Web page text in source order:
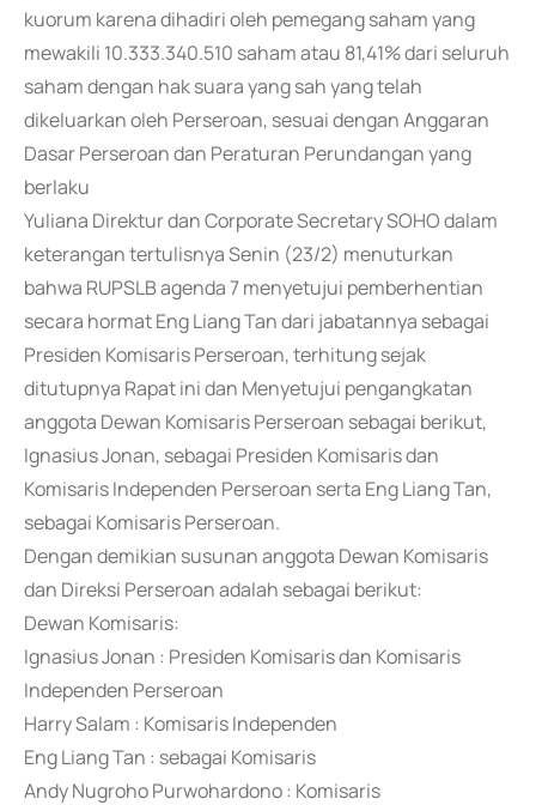
kuorum karena dihadiri oleh pemegang saham yang
mewakili 10.333.340.510 saham atau 81,41% dari seluruh
saham dengan hak suara yang sah yang telah
dikeluarkan oleh Perseroan, sesuai dengan Anggaran
Dasar Perseroan dan Peraturan Perundangan yang
berlaku
Yuliana Direktur dan Corporate Secretary SOHO dalam
keterangan tertulisnya Senin (23/2) menuturkan
bahwa RUPSLB agenda 7 menyetujui pemberhentian
secara hormat Eng Liang Tan dari jabatannya sebagai
Presiden Komisaris Perseroan, terhitung sejak
ditutupnya Rapat ini dan Menyetujui pengangkatan
anggota Dewan Komisaris Perseroan sebagai berikut,
Ignasius Jonan, sebagai Presiden Komisaris dan
Komisaris Independen Perseroan serta Eng Liang Tan,
sebagai Komisaris Perseroan.
Dengan demikian susunan anggota Dewan Komisaris
dan Direksi Perseroan adalah sebagai berikut:
Dewan Komisaris:
Ignasius Jonan : Presiden Komisaris dan Komisaris
Independen Perseroan
Harry Salam : Komisaris Independen
Eng Liang Tan : sebagai Komisaris
Andy Nugroho Purwohardono : Komisaris